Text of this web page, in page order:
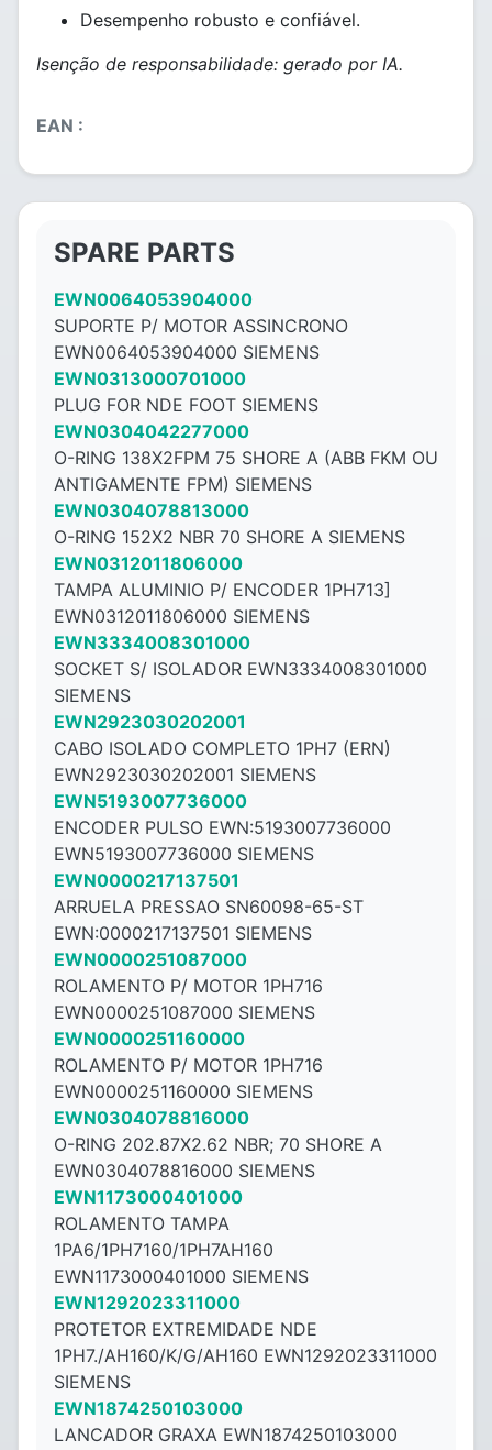
Desempenho robusto e confiável.
Isenção de responsabilidade: gerado por IA.
EAN :
SPARE PARTS
EWN0064053904000
SUPORTE P/ MOTOR ASSINCRONO
EWN0064053904000 SIEMENS
EWN0313000701000
PLUG FOR NDE FOOT SIEMENS
EWN0304042277000
O-RING 138X2FPM 75 SHORE A (ABB FKM OU
ANTIGAMENTE FPM) SIEMENS
EWN0304078813000
O-RING 152X2 NBR 70 SHORE A SIEMENS
EWN0312011806000
TAMPA ALUMINIO P/ ENCODER 1PH713]
EWN0312011806000 SIEMENS
EWN3334008301000
SOCKET S/ ISOLADOR EWN3334008301000
SIEMENS
EWN2923030202001
CABO ISOLADO COMPLETO 1PH7 (ERN)
EWN2923030202001 SIEMENS
EWN5193007736000
ENCODER PULSO EWN:5193007736000
EWN5193007736000 SIEMENS
EWN0000217137501
ARRUELA PRESSAO SN60098-65-ST
EWN:0000217137501 SIEMENS
EWN0000251087000
ROLAMENTO P/ MOTOR 1PH716
EWN0000251087000 SIEMENS
EWN0000251160000
ROLAMENTO P/ MOTOR 1PH716
EWN0000251160000 SIEMENS
EWN0304078816000
O-RING 202.87X2.62 NBR; 70 SHORE A
EWN0304078816000 SIEMENS
EWN1173000401000
ROLAMENTO TAMPA
1PA6/1PH7160/1PH7AH160
EWN1173000401000 SIEMENS
EWN1292023311000
PROTETOR EXTREMIDADE NDE
1PH7./AH160/K/G/AH160 EWN1292023311000
SIEMENS
EWN1874250103000
LANCADOR GRAXA EWN1874250103000